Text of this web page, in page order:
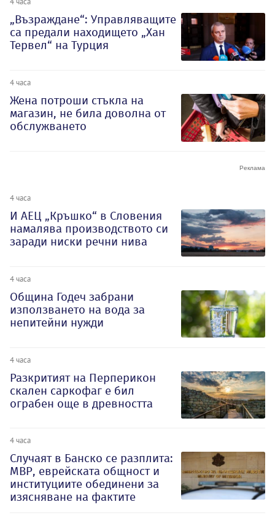
„Възраждане“: Управляващите
са предали находището „Хан
Тервел“ на Турция
4 часа
Жена потроши стъкла на
магазин, не била доволна от
обслужването
4 часа
И АЕЦ „Кръшко“ в Словения
намалява производството си
заради ниски речни нива
4 часа
Община Годеч забрани
използването на вода за
непитейни нужди
4 часа
Разкритият на Перперикон
скален саркофаг е бил
ограбен още в древността
4 часа
Случаят в Банско се разплита:
МВР, еврейската общност и
институциите обединени за
изясняване на фактите